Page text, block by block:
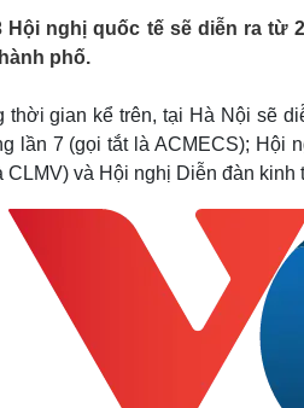
Việt Nam
ngon
Đời sống
Nhà đẹp
Tình yêu - Gia đình
nghị quốc tế sẽ diễn ra từ
phố.
thời gian kể trên, tại Hà Nội sẽ
lần 7 (gọi tắt là ACMECS); Hội
CLMV) và Hội nghị Diễn đàn